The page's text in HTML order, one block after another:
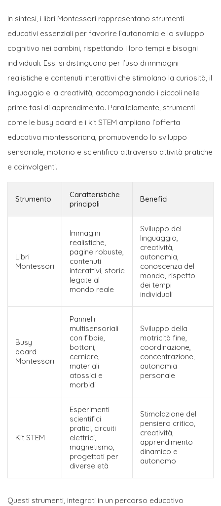
In sintesi, i libri Montessori rappresentano strumenti
educativi essenziali per favorire l’autonomia e lo sviluppo
cognitivo nei bambini, rispettando i loro tempi e bisogni
individuali. Essi si distinguono per l’uso di immagini
realistiche e contenuti interattivi che stimolano la curiosità, il
linguaggio e la creatività, accompagnando i piccoli nelle
prime fasi di apprendimento. Parallelamente, strumenti
come le busy board e i kit STEM ampliano l’offerta
educativa montessoriana, promuovendo lo sviluppo
sensoriale, motorio e scientifico attraverso attività pratiche
e coinvolgenti.
Strumento
Caratteristiche
principali
Benefici
Libri
Montessori
Immagini
realistiche,
pagine robuste,
contenuti
interattivi, storie
legate al
mondo reale
Sviluppo del
linguaggio,
creatività,
autonomia,
conoscenza del
mondo, rispetto
dei tempi
individuali
Busy
board
Montessori
Pannelli
multisensoriali
con fibbie,
bottoni,
cerniere,
materiali
atossici e
morbidi
Sviluppo della
motricità fine,
coordinazione,
concentrazione,
autonomia
personale
Kit STEM
Esperimenti
scientifici
pratici, circuiti
elettrici,
magnetismo,
progettati per
diverse età
Stimolazione del
pensiero critico,
creatività,
apprendimento
dinamico e
autonomo
Questi strumenti, integrati in un percorso educativo